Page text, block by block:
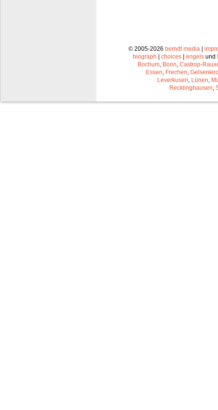
© 2005-2026 berndt media |
biograph | choices | engels und
Bochum Bonn Castrop-
Essen Frechen
Leverkusen Lünen
Recklinghausen